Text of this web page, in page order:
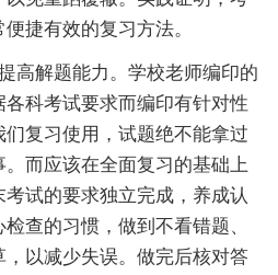
捷有效的复习方法。
解题能力。学校老师编印的
科考试要求而编印有针对性
复习使用，试题绝不能拿过
而应该在全面复习的基础上
试的要求独立完成，养成认
查的习惯，做到不看错题、
以减少失误。做完后核对答